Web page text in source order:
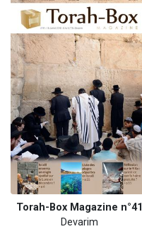
Torah-Box Magazine n°41
Devarim